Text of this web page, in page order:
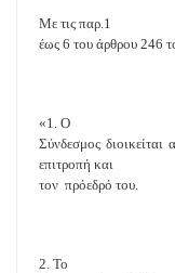
Με τις παρ.1
έως 6 του άρθρου 246
«1. Ο
Σύνδεσμος διοικείται
επιτροπή και
τον πρόεδρό του.
2. Το